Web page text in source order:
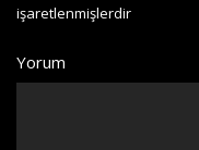
işaretlenmişlerdir
Yorum